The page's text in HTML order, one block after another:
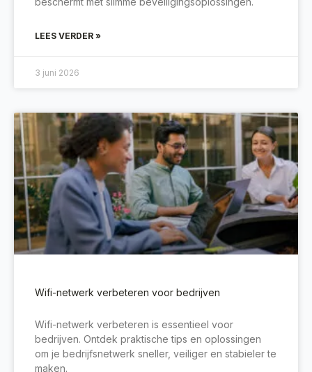
LEES VERDER »
3 juni 2026
Wifi-netwerk verbeteren voor bedrijven
Wifi-netwerk verbeteren is essentieel voor
bedrijven. Ontdek praktische tips en oplossingen
om je bedrijfsnetwerk sneller, veiliger en stabieler te
maken.